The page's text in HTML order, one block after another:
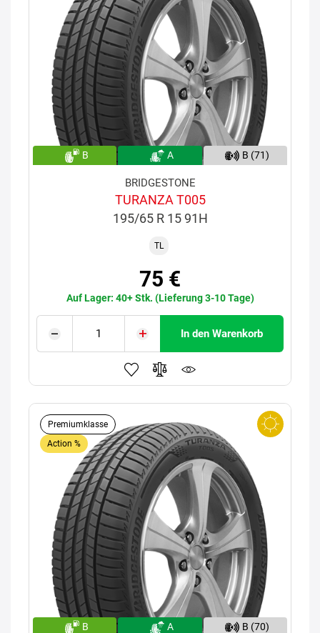
B A B (71)
BRIDGESTONE
TURANZA T005
195/65 R 15 91H
TL
75 €
Auf Lager: 40+ Stk. (Lieferung 3-10 Tage)
In den Warenkorb
Premiumklasse
Action %
B A B (70)